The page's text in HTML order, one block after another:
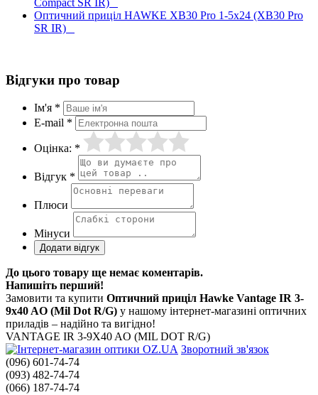
Оптичний приціл HAWKE XB30 Pro 1-5x24 (XB30 Pro
SR IR)
Відгуки про товар
Ім'я *
E-mail *
Оцінка: *
Відгук *
Плюси
Мінуси
До цього товару ще немає коментарів.
Напишіть перший!
Замовити та купити Оптичний приціл Hawke Vantage IR 3-
9x40 AO (Mil Dot R/G) у нашому інтернет-магазині оптичних
приладів – надійно та вигідно!
VANTAGE IR 3-9X40 AO (MIL DOT R/G)
Зворотний зв'язок
(096) 601-74-74
(093) 482-74-74
(066) 187-74-74